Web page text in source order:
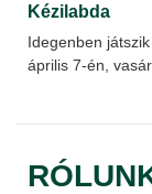
Kézilabda
Idegenben
április 7-én,